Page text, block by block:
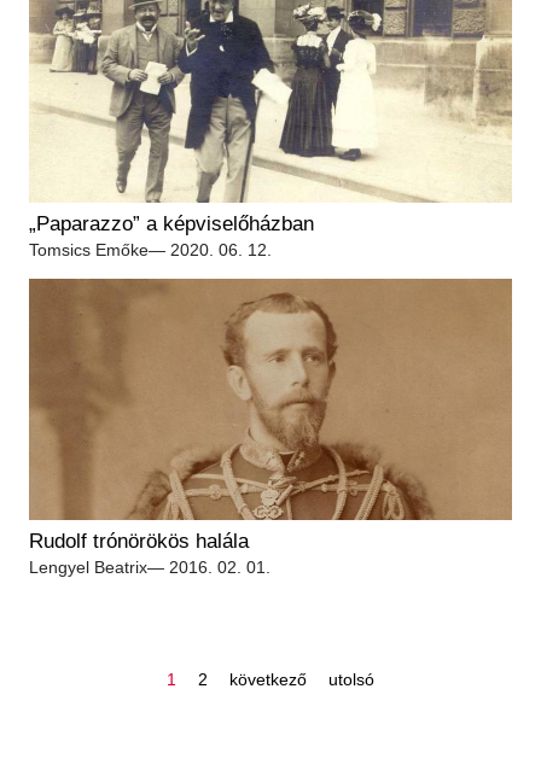
„Paparazzo” a képviselőházban
Tomsics Emőke— 2020. 06. 12.
Rudolf trónörökös halála
Lengyel Beatrix— 2016. 02. 01.
oldal
1 oldal
2
következő
következő
utolsó
utolsó